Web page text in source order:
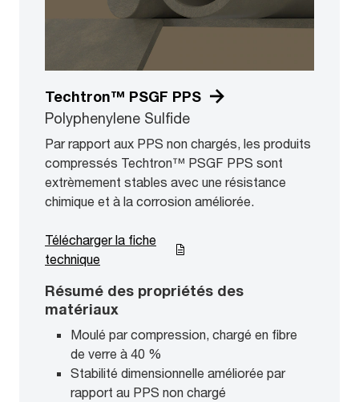
Techtron™ PSGF PPS
Polyphenylene Sulfide
Par rapport aux PPS non chargés, les produits
compressés Techtron™ PSGF PPS sont
extrèmement stables avec une résistance
chimique et à la corrosion améliorée.
Résumé des propriétés des
matériaux
Moulé par compression, chargé en fibre
de verre à 40 %
Stabilité dimensionnelle améliorée par
rapport au PPS non chargé
Télécharger la fiche
technique